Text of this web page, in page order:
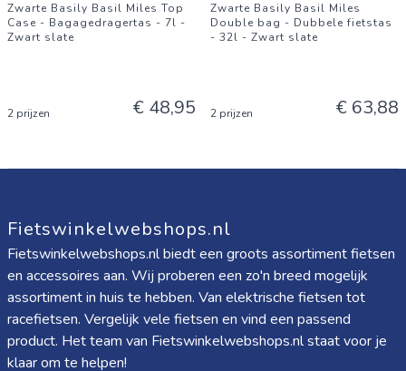
Zwarte Basily Basil Miles Top
Case - Bagagedragertas - 7l -
Zwart slate
2 prijzen € 48,95
Zwarte Basily Basil Miles
Double bag - Dubbele fietstas
- 32l - Zwart slate
2 prijzen € 63,88
Fietswinkelwebshops.nl
Fietswinkelwebshops.nl biedt een groots assortiment fietsen
en accessoires aan. Wij proberen een zo'n breed mogelijk
assortiment in huis te hebben. Van elektrische fietsen tot
racefietsen. Vergelijk vele fietsen en vind een passend
product. Het team van Fietswinkelwebshops.nl staat voor je
klaar om te helpen!